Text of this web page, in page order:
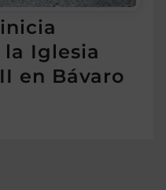
Iglesia
en Bávaro